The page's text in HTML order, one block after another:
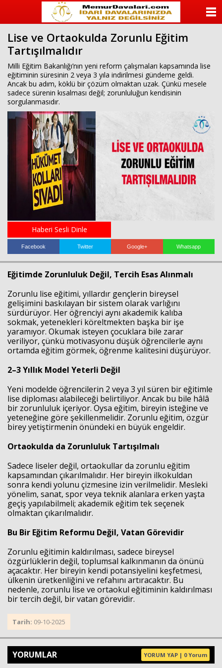
Lise ve Ortaokulda Zorunlu Eğitim
Tartışılmalıdır
Milli Eğitim Bakanlığı’nın yeni reform çalışmaları kapsamında lise
eğitiminin süresinin 2 veya 3 yıla indirilmesi gündeme geldi.
Ancak bu adım, köklü bir çözüm olmaktan uzak. Çünkü mesele
sadece sürenin kısalması değil; zorunluluğun kendisinin
sorgulanmasıdır.
Haberi Sesli Dinle
Facebook Twitter Google+ Whatsapp
Eğitimde Zorunluluk Değil, Tercih Esas Alınmalı
Zorunlu lise eğitimi, yıllardır gençlerin bireysel
gelişimini baskılayan bir sistem olarak varlığını
sürdürüyor. Her öğrenciyi aynı akademik kalıba
sokmak, yetenekleri köreltmekten başka bir işe
yaramıyor. Okumak isteyen çocuklara bile zarar
veriliyor, çünkü motivasyonu düşük öğrencilerle aynı
ortamda eğitim görmek, öğrenme kalitesini düşürüyor.
2–3 Yıllık Model Yeterli Değil
Yeni modelde öğrencilerin 2 veya 3 yıl süren bir eğitimle
lise diploması alabileceği belirtiliyor. Ancak bu bile hâlâ
bir zorunluluk içeriyor. Oysa eğitim, bireyin isteğine ve
yeteneğine göre şekillenmelidir. Zorunlu eğitim, özgür
birey yetiştirmenin önündeki en büyük engeldir.
Ortaokulda da Zorunluluk Tartışılmalı
Sadece liseler değil, ortaokullar da zorunlu eğitim
kapsamından çıkarılmalıdır. Her bireyin ilkokuldan
sonra kendi yolunu çizmesine izin verilmelidir. Mesleki
yönelim, sanat, spor veya teknik alanlara erken yaşta
geçiş yapılabilmeli; akademik eğitim tek seçenek
olmaktan çıkarılmalıdır.
Bu Bir Eğitim Reformu Değil, Vatan Görevidir
Zorunlu eğitimin kaldırılması, sadece bireysel
özgürlüklerin değil, toplumsal kalkınmanın da önünü
açacaktır. Her bireyin kendi potansiyelini keşfetmesi,
ülkenin üretkenliğini ve refahını artıracaktır. Bu
nedenle, zorunlu lise ve ortaokul eğitiminin kaldırılması
bir tercih değil, bir vatan görevidir.
Tarih: 09-10-2025
YORUMLAR YORUM YAP | 0 Yorum
ANASAYFA
KATEGORİLER
ANKETLER
KÜNYE
İLETİŞİM
Haberin Doğru Adresi.